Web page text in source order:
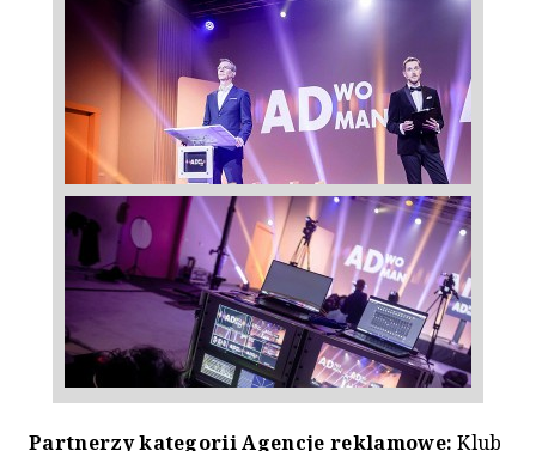
Partnerzy kategorii Agencje reklamowe: Klub